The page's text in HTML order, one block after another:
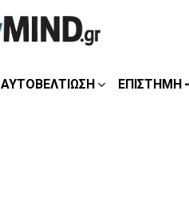
ΑΥΤΟΒΕΛΤΊΩΣΗ ΕΠΙΣΤΉΜΗ